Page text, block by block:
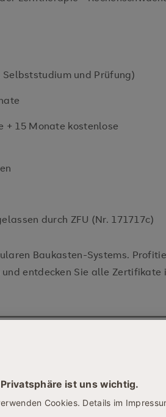
und Prüfung)
+ 15 Monate kostenlose
durch ZFU (Nr. 171717c)
Baukasten-Systems.
entdecken Sie alle Zertifikate